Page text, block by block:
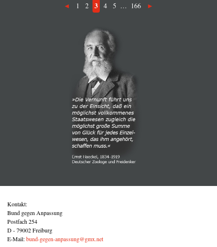
1 2 3 4 5 … 166
Kontakt:
Bund gegen Anpassung
Postfach 254
D - 79002 Freiburg
E-Mail:bund-gegen-anpassung@gmx.net